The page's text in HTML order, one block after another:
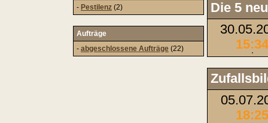
- Pestilenz (2)
Aufträge
- abgeschlossene Aufträge (22)
Die 5
15:34
18:25